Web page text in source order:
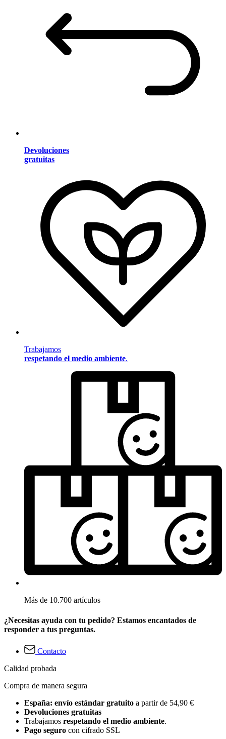
Devoluciones
gratuitas
Trabajamos
respetando el medio ambiente.
Más de 10.700 artículos
¿Necesitas ayuda con tu pedido? Estamos encantados de
responder a tus preguntas.
Contacto
Calidad probada
Compra de manera segura
España: envío estándar gratuito a partir de 54,90 €
Devoluciones gratuitas
Trabajamos respetando el medio ambiente.
Pago seguro con cifrado SSL